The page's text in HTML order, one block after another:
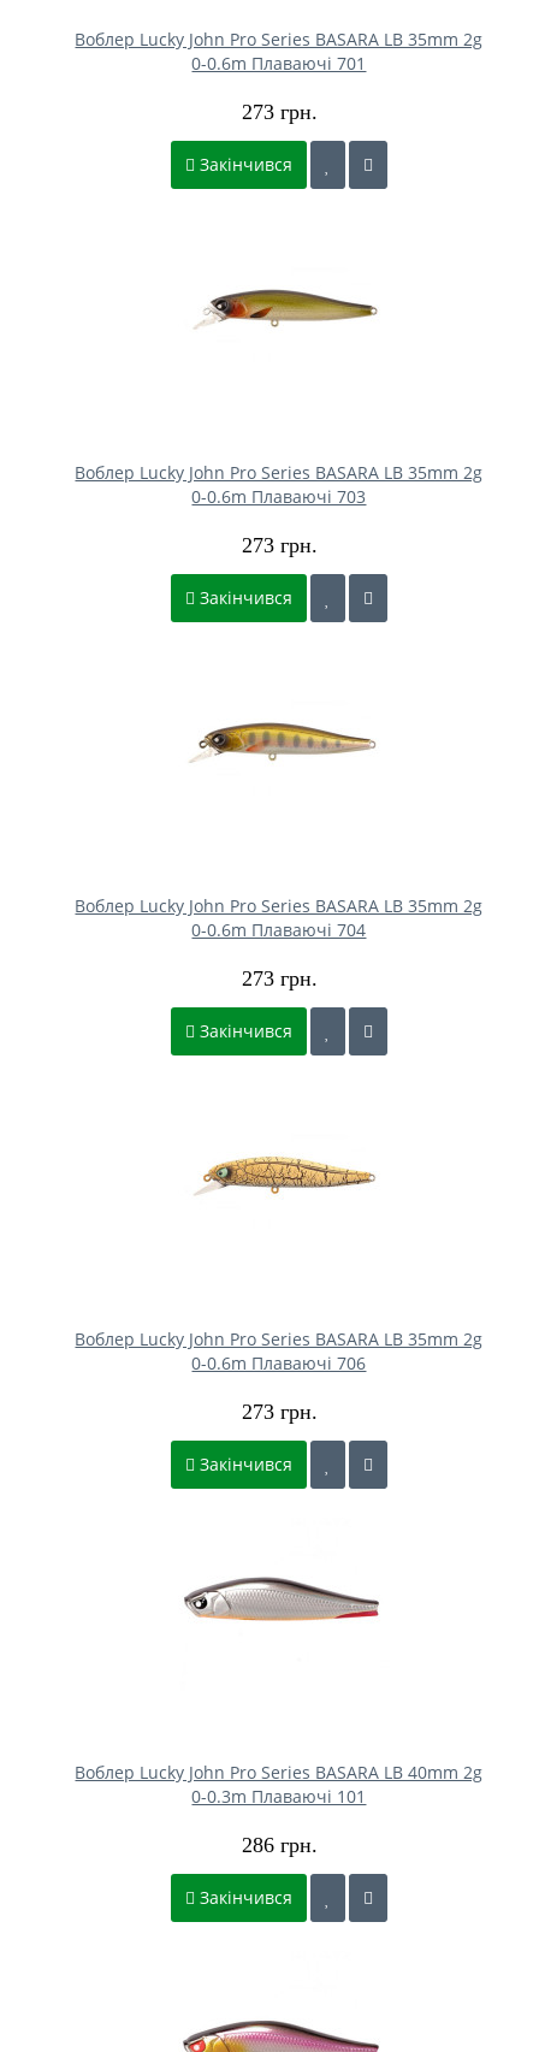
Воблер Lucky John Pro Series BASARA LB 35mm 2g
0-0.6m Плаваючі 701
273 грн.
Закінчився
Воблер Lucky John Pro Series BASARA LB 35mm 2g
0-0.6m Плаваючі 703
273 грн.
Закінчився
Воблер Lucky John Pro Series BASARA LB 35mm 2g
0-0.6m Плаваючі 704
273 грн.
Закінчився
Воблер Lucky John Pro Series BASARA LB 35mm 2g
0-0.6m Плаваючі 706
273 грн.
Закінчився
Воблер Lucky John Pro Series BASARA LB 40mm 2g
0-0.3m Плаваючі 101
286 грн.
Закінчився